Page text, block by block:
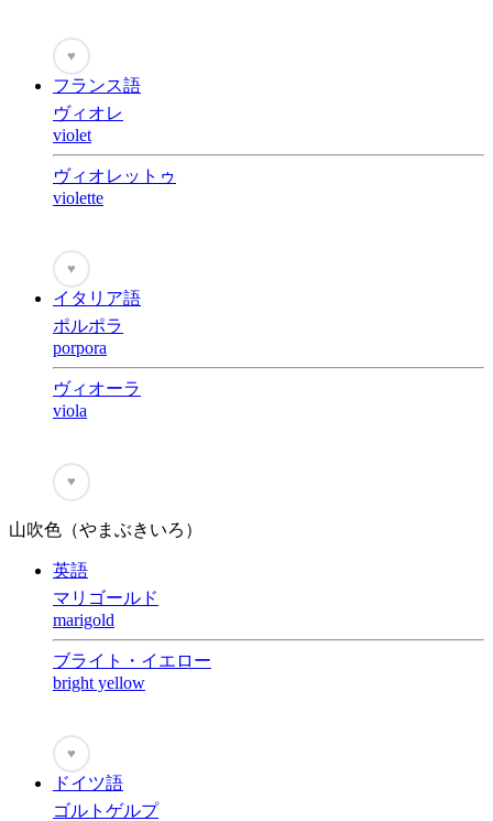
♥
フランス語
ヴィオレ
violet
ヴィオレットゥ
violette
♥
イタリア語
ポルポラ
porpora
ヴィオーラ
viola
♥
山吹色（やまぶきいろ）
英語
マリゴールド
marigold
ブライト・イエロー
bright yellow
♥
ドイツ語
ゴルトゲルプ